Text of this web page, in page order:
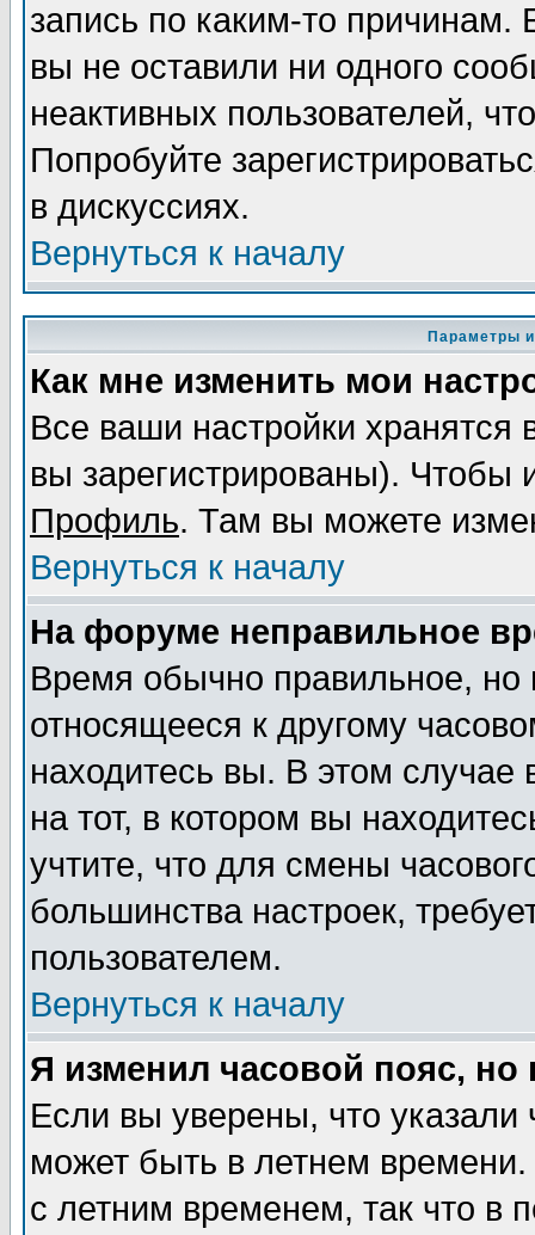
запись по каким-то причинам.
вы не оставили ни одного
неактивных пользователей,
Попробуйте
в дискуссиях.
Вернуться к началу
Параметры
Как мне изменить мои
Все ваши настройки хранятся
вы зарегистрированы). Чтобы
Профиль. Там вы можете
Вернуться к началу
На форуме неправильное
Время обычно правильное,
относящееся к другому
находитесь вы. В этом
на тот, в котором вы
учтите, что для смены
большинства настроек,
пользователем.
Вернуться к началу
Я изменил часовой пояс,
Если вы уверены, что указали
может быть в летнем
с летним временем, так что в